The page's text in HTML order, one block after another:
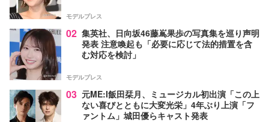
モデルプレス
02 集英社、日向坂46藤嶌果歩の写真集を巡り声明
発表 注意喚起も「必要に応じて法的措置を含
む対応を検討」
モデルプレス
03 元ME:I飯田栞月、ミュージカル初出演「この上
ない喜びとともに大変光栄」4年ぶり上演「フ
ァントム」城田優らキャスト発表